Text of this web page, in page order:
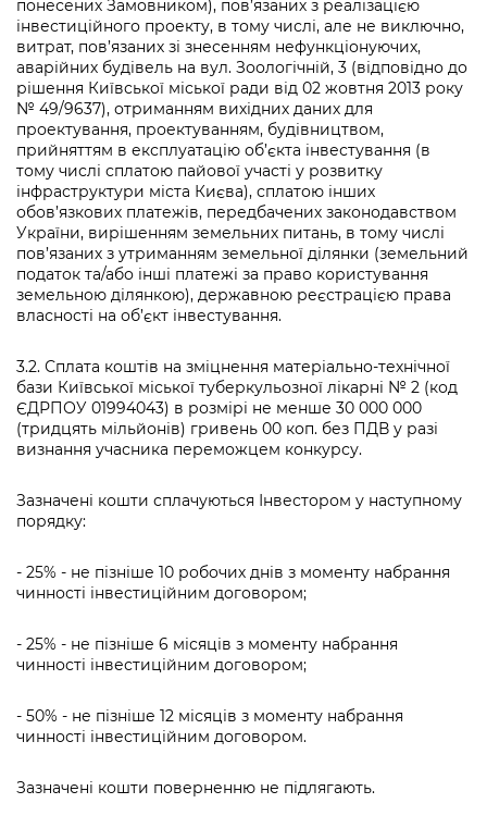
понесених Замовником), пов’язаних з реалізацією
інвестиційного проекту, в тому числі, але не виключно,
витрат, пов’язаних зі знесенням нефункціонуючих,
аварійних будівель на вул. Зоологічній, 3 (відповідно до
рішення Київської міської ради від 02 жовтня 2013 року
№ 49/9637), отриманням вихідних даних для
проектування, проектуванням, будівництвом,
прийняттям в експлуатацію об’єкта інвестування (в
тому числі сплатою пайової участі у розвитку
інфраструктури міста Києва), сплатою інших
обов’язкових платежів, передбачених законодавством
України, вирішенням земельних питань, в тому числі
пов’язаних з утриманням земельної ділянки (земельний
податок та/або інші платежі за право користування
земельною ділянкою), державною реєстрацією права
власності на об’єкт інвестування.
3.2. Сплата коштів на зміцнення матеріально-технічної
бази Київської міської туберкульозної лікарні № 2 (код
ЄДРПОУ 01994043) в розмірі не менше 30 000 000
(тридцять мільйонів) гривень 00 коп. без ПДВ у разі
визнання учасника переможцем конкурсу.
Зазначені кошти сплачуються Інвестором у наступному
порядку:
- 25% - не пізніше 10 робочих днів з моменту набрання
чинності інвестиційним договором;
- 25% - не пізніше 6 місяців з моменту набрання
чинності інвестиційним договором;
- 50% - не пізніше 12 місяців з моменту набрання
чинності інвестиційним договором.
Зазначені кошти поверненню не підлягають.